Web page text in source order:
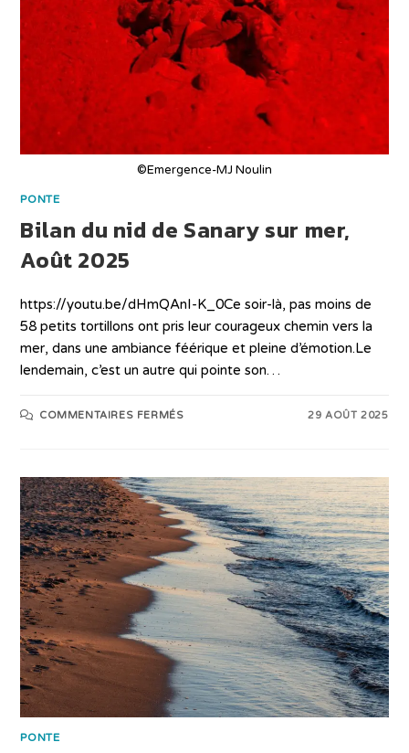
©Emergence-MJ Noulin
PONTE
Bilan du nid de Sanary sur mer,
Août 2025
https://youtu.be/dHmQAnI-K_0Ce soir-là, pas moins de
58 petits tortillons ont pris leur courageux chemin vers la
mer, dans une ambiance féérique et pleine d’émotion.Le
lendemain, c’est un autre qui pointe son…
COMMENTAIRES FERMÉS 29 AOÛT 2025
PONTE